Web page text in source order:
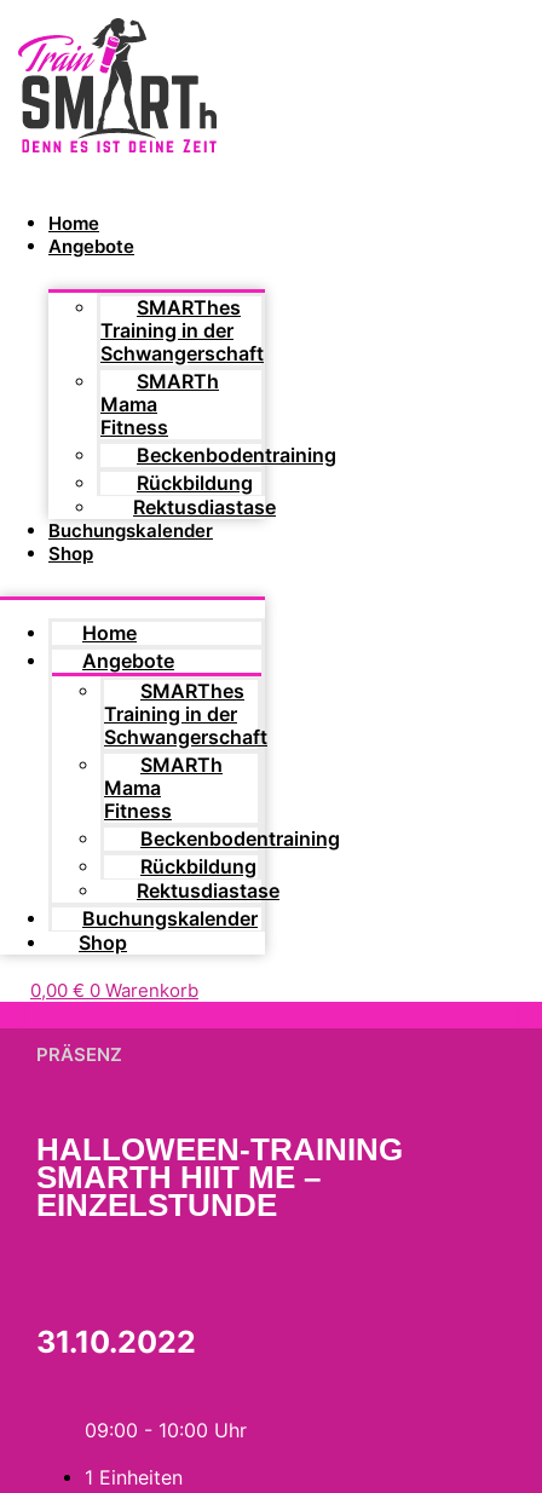
Home
Angebote
SMARThes
Training in der
Schwangerschaft
SMARTh
Mama
Fitness
Beckenbodentraining
Rückbildung
Rektusdiastase
Buchungskalender
Shop
Home
Angebote
SMARThes
Training in der
Schwangerschaft
SMARTh
Mama
Fitness
Beckenbodentraining
Rückbildung
Rektusdiastase
Buchungskalender
Shop
0,00 € 0 Warenkorb
PRÄSENZ
HALLOWEEN-TRAINING
SMARTH HIIT ME –
EINZELSTUNDE
31.10.2022
09:00 - 10:00
1 Einheiten